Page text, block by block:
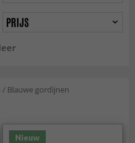
PRIJS
/ Blauwe gordijnen
Nieuw